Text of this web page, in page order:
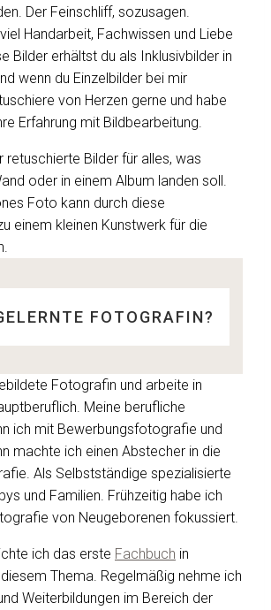
Der Feinschliff, sozusagen.
Handarbeit, Fachwissen und Liebe
Bilder erhältst du als Inklusivbilder in
wenn du Einzelbilder bei mir
von Herzen gerne und habe
Erfahrung mit Bildbearbeitung.
retuschierte Bilder für alles, was
oder in einem Album landen soll.
Foto kann durch diese
einem kleinen Kunstwerk für die
FOTOGRAFIN?
Fotografin und arbeite in
Meine berufliche
ich mit Bewerbungsfotografie und
machte ich einen Abstecher in die
Als Selbstständige spezialisierte
und Familien. Frühzeitig habe ich
von Neugeborenen fokussiert.
ich das erste Fachbuch in
Thema. Regelmäßig nehme ich
Weiterbildungen im Bereich der